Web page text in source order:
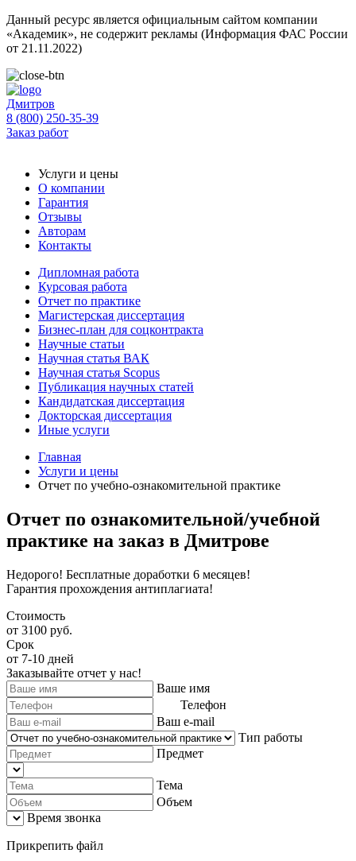
Данный ресурс является официальным сайтом компании
«Академик», не содержит рекламы (Информация ФАС России
от 21.11.2022)
Дмитров
8 (800) 250-35-39
Заказ работ
Услуги и цены
О компании
Гарантия
Отзывы
Авторам
Контакты
Дипломная работа
Курсовая работа
Отчет по практике
Магистерская диссертация
Бизнес-план для соцконтракта
Научные статьи
Научная статья ВАК
Научная статья Scopus
Публикация научных статей
Кандидатская диссертация
Докторская диссертация
Иные услуги
Главная
Услуги и цены
Отчет по учебно-ознакомительной практике
Отчет по ознакомительной/учебной
практике на заказ в Дмитрове
Недорого! Бесплатные доработки 6 месяцев!
Гарантия прохождения антиплагиата!
Стоимость
от 3100 руб.
Срок
от 7-10 дней
Заказывайте отчет у нас!
Ваше имя
Телефон
Ваш e-mail
Тип работы
Предмет
Тема
Объем
Время звонка
Прикрепить файл